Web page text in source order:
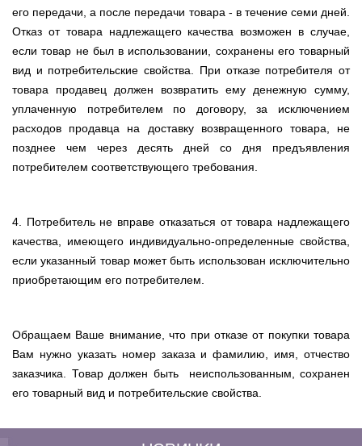
его передачи, а после передачи товара - в течение семи дней.
Отказ от товара надлежащего качества возможен в случае,
если товар не был в использовании, сохранены его товарный
вид и потребительские свойства. При отказе потребителя от
товара продавец должен возвратить ему денежную сумму,
уплаченную потребителем по договору, за исключением
расходов продавца на доставку возвращенного товара, не
позднее чем через десять дней со дня предъявления
потребителем соответствующего требования.
4. Потребитель не вправе отказаться от товара надлежащего
качества, имеющего индивидуально-определенные свойства,
если указанный товар может быть использован исключительно
приобретающим его потребителем.
Обращаем Ваше внимание, что при отказе от покупки товара
Вам нужно указать номер заказа и фамилию, имя, отчество
заказчика. Товар должен быть неиспользованным, сохранен
его товарный вид и потребительские свойства.